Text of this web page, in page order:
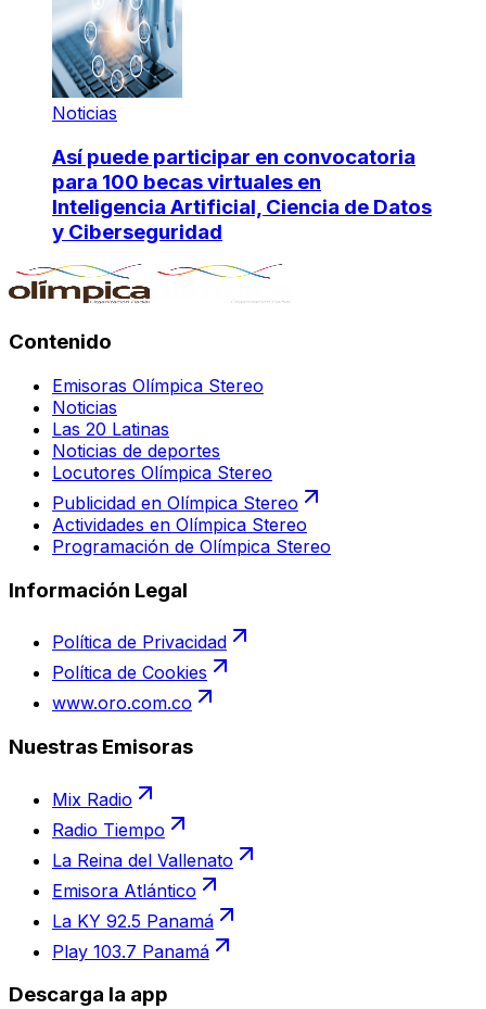
Noticias
Así puede participar en convocatoria
para 100 becas virtuales en
Inteligencia Artificial, Ciencia de Datos
y Ciberseguridad
Contenido
Emisoras Olímpica Stereo
Noticias
Las 20 Latinas
Noticias de deportes
Locutores Olímpica Stereo
Publicidad en Olímpica Stereo
Actividades en Olímpica Stereo
Programación de Olímpica Stereo
Información Legal
Política de Privacidad
Política de Cookies
www.oro.com.co
Nuestras Emisoras
Mix Radio
Radio Tiempo
La Reina del Vallenato
Emisora Atlántico
La KY 92.5 Panamá
Play 103.7 Panamá
Descarga la app